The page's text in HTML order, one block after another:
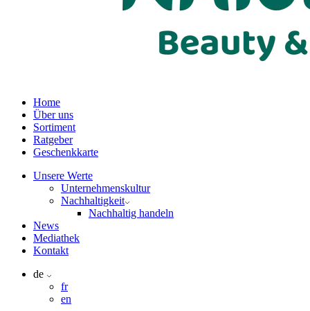
Home
Über uns
Sortiment
Ratgeber
Geschenkkarte
Unsere Werte
Unternehmenskultur
Nachhaltigkeit
Nachhaltig handeln
News
Mediathek
Kontakt
de
fr
en